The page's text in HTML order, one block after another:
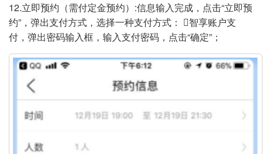
12.立即预约（需付定金预约）:信息输入完成，点击“立即预
约”，弹出支付方式，选择一种支付方式： 智享账户支
付，弹出密码输入框，输入支付密码，点击“确定”；